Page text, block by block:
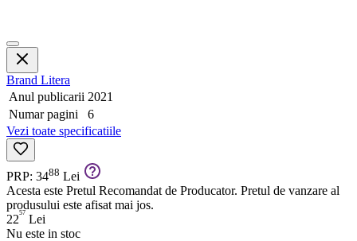
Brand Litera
Anul publicarii 2021
Numar pagini
6
Vezi toate specificatiile
PRP: 3488 Lei
Acesta este Pretul Recomandat de Producator. Pretul de vanzare al
produsului este afisat mai jos.
2257 Lei
Nu este in stoc